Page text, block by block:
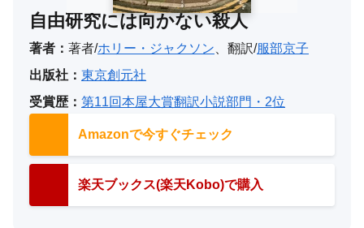
自由研究には向かない殺人
著者： 著者/ホリー・ジャクソン 、翻訳/服部京子
出版社： 東京創元社
受賞歴： 第11回本屋大賞翻訳小説部門・2位
Amazonで今すぐチェック
楽天ブックス(楽天Kobo)で購入